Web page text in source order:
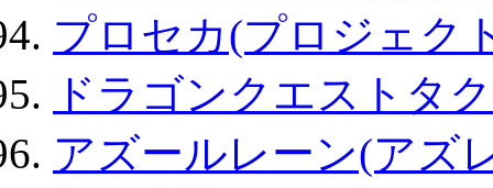
プロセカ(プロジェク
ドラゴンクエストタ
アズールレーン(アズ